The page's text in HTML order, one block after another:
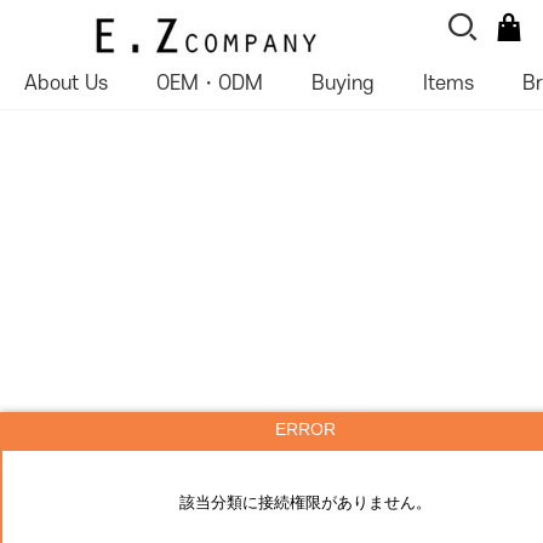
About Us OEM・ODM Buying Items
ERROR
該当分類に接続権限がありません。